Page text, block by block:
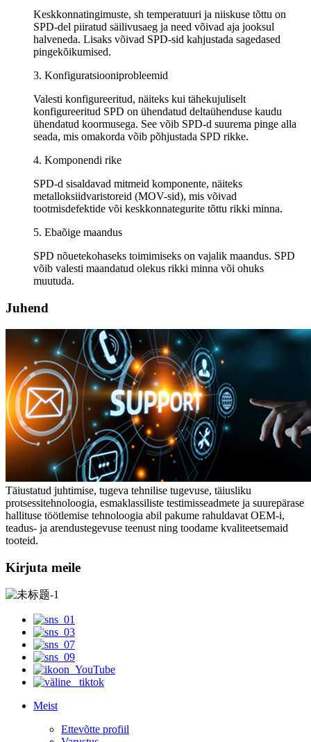
Keskkonnatingimuste, sh temperatuuri ja niiskuse tõttu on
SPD-del piiratud säilivusaeg ja need võivad aja jooksul
halveneda. Lisaks võivad SPD-sid kahjustada sagedased
pingekõikumised.
3. Konfiguratsiooniprobleemid
Valesti konfigureeritud, näiteks kui tähekujuliselt
konfigureeritud SPD on ühendatud deltaühenduse kaudu
ühendatud koormusega. See võib SPD-d suurema pinge alla
seada, mis omakorda võib põhjustada SPD rikke.
4. Komponendi rike
SPD-d sisaldavad mitmeid komponente, näiteks
metalloksiidvaristoreid (MOV-sid), mis võivad
tootmisdefektide või keskkonnategurite tõttu rikki minna.
5. Ebaõige maandus
SPD nõuetekohaseks toimimiseks on vajalik maandus. SPD
võib valesti maandatud olekus rikki minna või ohuks
muutuda.
Juhend
Täiustatud juhtimise, tugeva tehnilise tugevuse, täiusliku
protsessitehnoloogia, esmaklassiliste testimisseadmete ja suurepärase
hallituse töötlemise tehnoloogia abil pakume rahuldavat OEM-i,
teadus- ja arendustegevuse teenust ning toodame kvaliteetsemaid
tooteid.
Kirjuta meile
Meist
Ettevõtte profiil